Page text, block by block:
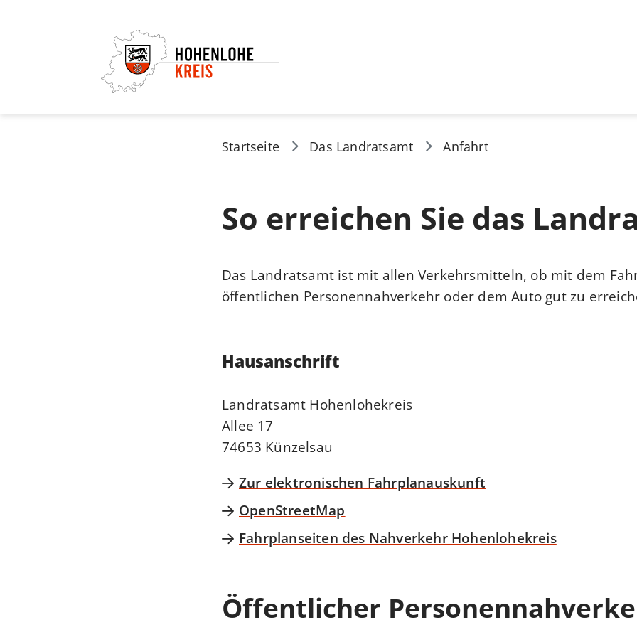
Startseite Das Landratsamt Anfahrt
So erreichen Sie das
Das Landratsamt ist mit allen Verkehrsmitteln, ob mit dem
öffentlichen Personennahverkehr oder dem Auto gut zu
Hausanschrift
Landratsamt Hohenlohekreis
Allee 17
74653 Künzelsau
Zur elektronischen Fahrplanauskunft
OpenStreetMap
Fahrplanseiten des Nahverkehr Hohenlohekreis
Öffentlicher